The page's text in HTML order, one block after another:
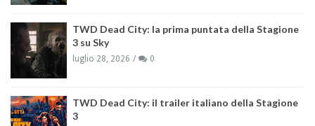
TWD Dead City: la prima puntata della Stagione
3 su Sky
luglio 28, 2026 0
TWD Dead City: il trailer italiano della Stagione
3